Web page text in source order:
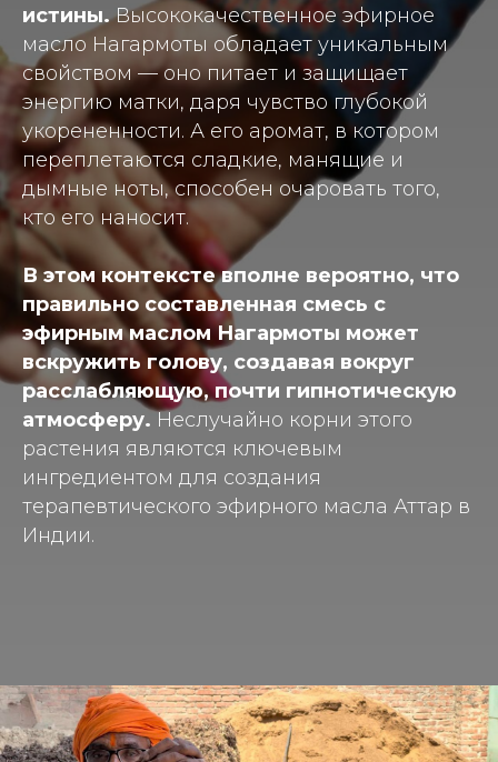
истины.Высококачественное эфирное
масло Нагармоты обладает уникальным
свойством — оно питает и защищает
энергию матки, даря чувство глубокой
укорененности. А его аромат, в котором
переплетаются сладкие, манящие и
дымные ноты, способен очаровать того,
кто его наносит.
В этом контексте вполне вероятно, что
правильно составленная смесь с
эфирным маслом Нагармоты может
вскружить голову, создавая вокруг
расслабляющую, почти гипнотическую
атмосферу.Неслучайно корни этого
растения являются ключевым
ингредиентом для создания
терапевтического эфирного масла Аттар в
Индии.